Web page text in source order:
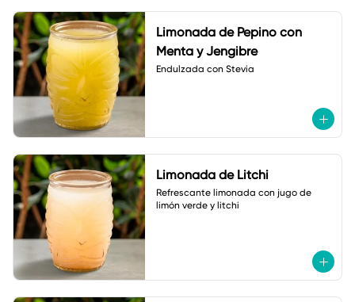
Limonada de Pepino con
Menta y Jengibre
Endulzada con Stevia
Limonada de Litchi
Refrescante limonada con jugo de
limón verde y litchi